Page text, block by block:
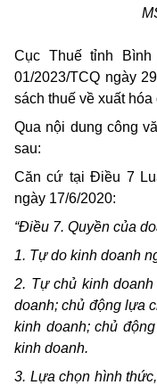
Cục Thuế tỉnh
01/2023/TCQ ngày
sách thuế về xuất hóa
Qua nội dung công
sau:
Căn cứ tại Điều 7
ngày 17/6/2020:
“Điều 7. Quyền của
1. Tự do kinh doanh
2. Tự chủ kinh
doanh; chủ động lựa
kinh doanh; chủ
kinh doanh.
3. Lựa chọn hình